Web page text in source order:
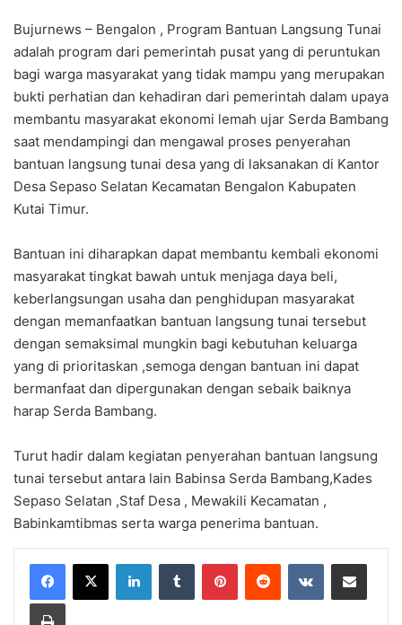
Bujurnews – Bengalon , Program Bantuan Langsung Tunai
adalah program dari pemerintah pusat yang di peruntukan
bagi warga masyarakat yang tidak mampu yang merupakan
bukti perhatian dan kehadiran dari pemerintah dalam upaya
membantu masyarakat ekonomi lemah ujar Serda Bambang
saat mendampingi dan mengawal proses penyerahan
bantuan langsung tunai desa yang di laksanakan di Kantor
Desa Sepaso Selatan Kecamatan Bengalon Kabupaten
Kutai Timur.
Bantuan ini diharapkan dapat membantu kembali ekonomi
masyarakat tingkat bawah untuk menjaga daya beli,
keberlangsungan usaha dan penghidupan masyarakat
dengan memanfaatkan bantuan langsung tunai tersebut
dengan semaksimal mungkin bagi kebutuhan keluarga
yang di prioritaskan ,semoga dengan bantuan ini dapat
bermanfaat dan dipergunakan dengan sebaik baiknya
harap Serda Bambang.
Turut hadir dalam kegiatan penyerahan bantuan langsung
tunai tersebut antara lain Babinsa Serda Bambang,Kades
Sepaso Selatan ,Staf Desa , Mewakili Kecamatan ,
Babinkamtibmas serta warga penerima bantuan.
LinkedInTumblr PinterestReddit VKontakteShare via Email
Print